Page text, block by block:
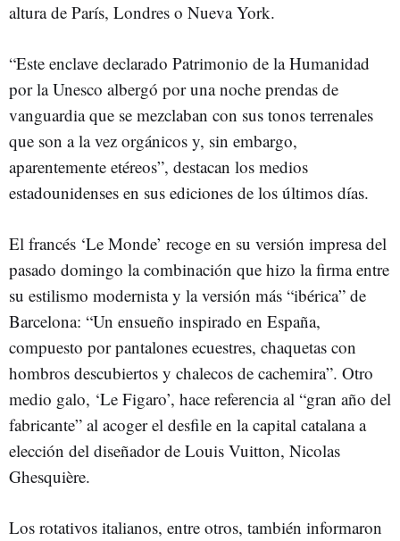
altura de París, Londres o Nueva York.
“Este enclave declarado Patrimonio de la Humanidad
por la Unesco albergó por una noche prendas de
vanguardia que se mezclaban con sus tonos terrenales
que son a la vez orgánicos y, sin embargo,
aparentemente etéreos”, destacan los medios
estadounidenses en sus ediciones de los últimos días.
El francés ‘Le Monde’ recoge en su versión impresa del
pasado domingo la combinación que hizo la firma entre
su estilismo modernista y la versión más “ibérica” de
Barcelona: “Un ensueño inspirado en España,
compuesto por pantalones ecuestres, chaquetas con
hombros descubiertos y chalecos de cachemira”. Otro
medio galo, ‘Le Figaro’, hace referencia al “gran año del
fabricante” al acoger el desfile en la capital catalana a
elección del diseñador de Louis Vuitton, Nicolas
Ghesquière.
Los rotativos italianos, entre otros, también informaron